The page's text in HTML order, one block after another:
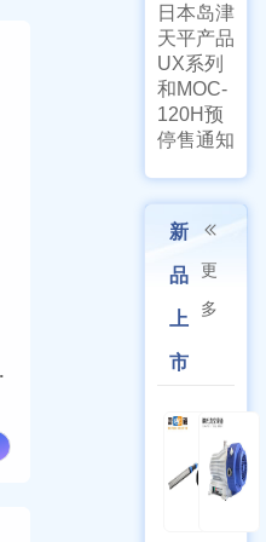
日本岛津
天平产品
UX系列
和MOC-
120H预
停售通知
新
品
上
市
更
多